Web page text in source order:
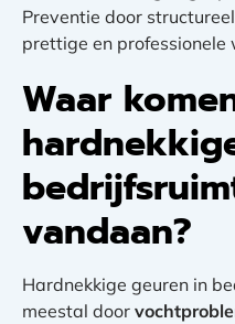
Preventie door
prettige en professionele
Waar
vandaan?
Hardnekkige geuren in
meestal door